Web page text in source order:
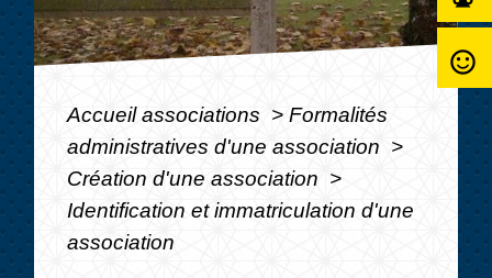
Accueil associations > Formalités
administratives d'une association >
Création d'une association >
Identification et immatriculation d'une
association
sentiment_satisfied_alt